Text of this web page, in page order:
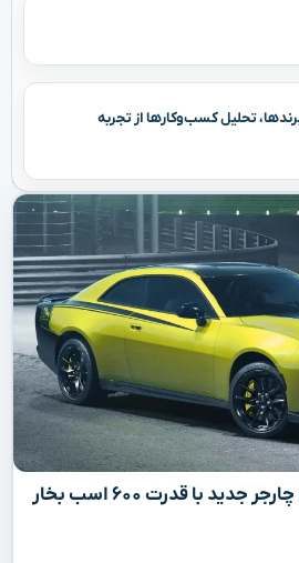
تحلیل کسب‌وکارها از تجربه
بازگشت سوپر بی: دوج چارجر جدید با قدرت ۶۰۰ اسب بخار